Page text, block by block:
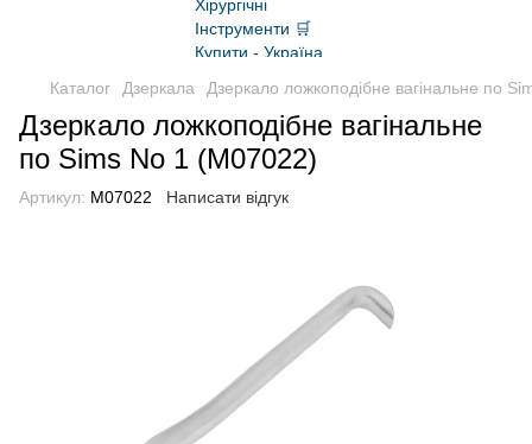
Каталог Дзеркала Дзеркало ложкоподібне вагінальне по
Дзеркало ложкоподібне вагінальне
по Sims No 1 (M07022)
Артикул: M07022 Написати відгук